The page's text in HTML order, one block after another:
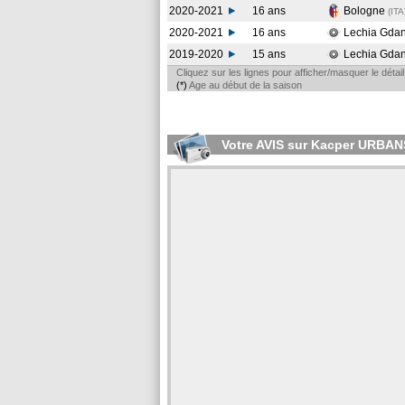
2020-2021
16 ans Bologne (ITA
2020-2021
16 ans Lechia
2019-2020
15 ans Lechia
Cliquez sur les lignes pour afficher/masquer le
(*) Age au début de la saison
Votre AVIS sur Kacper